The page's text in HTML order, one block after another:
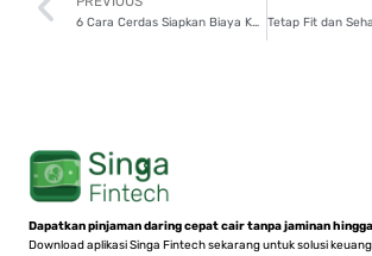
Prev 6 Cara Cerdas Siapkan Biaya Kuliah S2 di Indonesia, Yuk Ikuti!
Dapatkan pinjaman daring cepat cair tanpa jaminan
Download aplikasi Singa Fintech sekarang untuk solusi